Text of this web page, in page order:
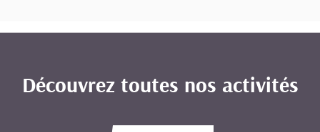
Découvrez toutes nos activités